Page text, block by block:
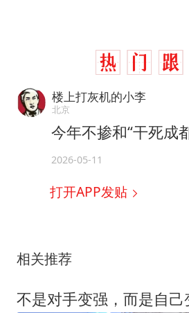
楼上打灰机的小李
北京
今年不掺和“干死成
2026-05-11
打开APP发贴
相关推荐